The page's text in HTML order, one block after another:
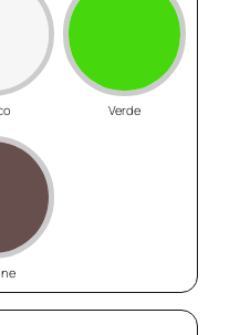
Verde